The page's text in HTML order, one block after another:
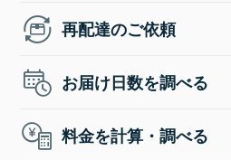
再配達のご依頼
お届け日数を調べる
料金を計算・調べる